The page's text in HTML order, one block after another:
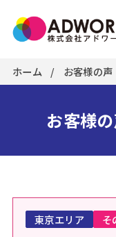
ホーム お客様の声
お客様
東京エリア そ